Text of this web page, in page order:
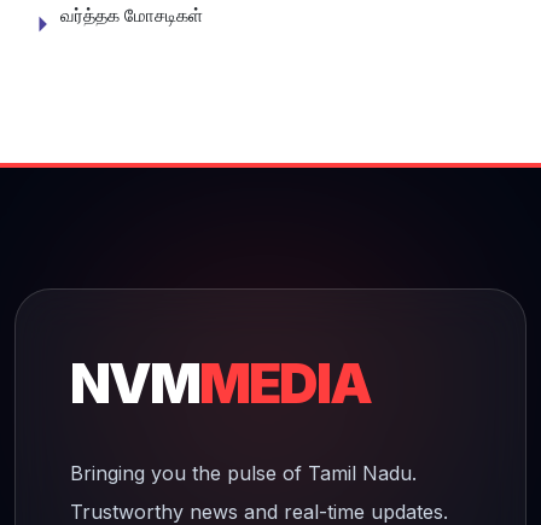
வர்த்தக மோசடிகள்
NVMMEDIA
Bringing you the pulse of Tamil Nadu.
Trustworthy news and real-time updates.